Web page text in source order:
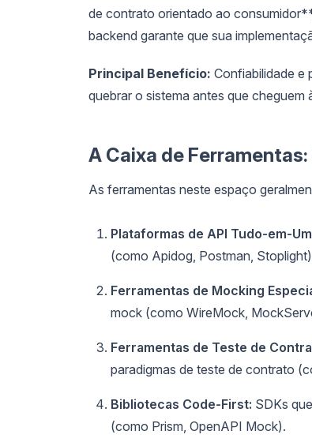
de contrato orientado ao
backend garante que sua
Principal Benefício: Confiabilidade e
quebrar o sistema antes que cheguem
A Caixa de
As ferramentas neste espaço
Plataformas de API Tudo-em-
(como Apidog, Postman,
Ferramentas de Mocking
mock (como WireMock,
Ferramentas de Teste de
paradigmas de teste de contrato
Bibliotecas Code-First: SDKs
(como Prism, OpenAPI Mock).